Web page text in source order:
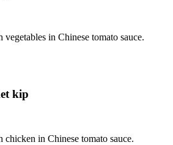
in Chinese tomato sauce.
kip
chicken in Chinese tomato sauce.